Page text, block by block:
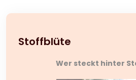
Stoffblüte
Wer steckt hinter